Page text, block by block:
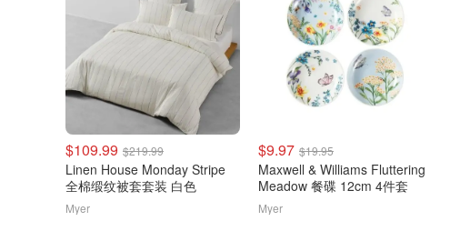
$109.99 $219.99
Linen House Monday Stripe
全棉缎纹被套套装 白色
Myer
$9.97 $19.95
Maxwell & Williams Fluttering
Meadow 餐碟 12cm 4件套
Myer